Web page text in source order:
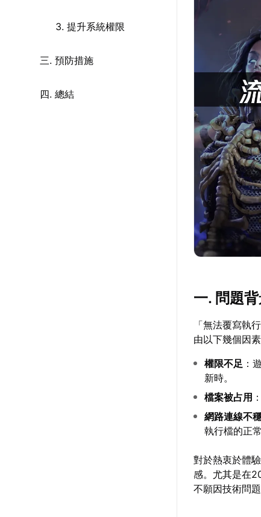
3. 提升系統權限
三. 預防措施
四. 總結
一. 問題
「無法覆寫執
由以下幾個因素
權限不足 ：
新時。
檔案被占用
網路連線不
執行檔的正常
對於熱衷於體
感。尤其是在
不願因技術問